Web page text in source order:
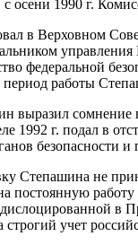
осени 1990 г.
в Верховном
федеральной
работы
выразил
1992 г. подал в
безопасности
Степашина не
постоянную
в
строгий учет